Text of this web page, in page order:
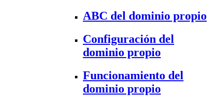
ABC del dominio propio
Configuración del
dominio propio
Funcionamiento del
dominio propio